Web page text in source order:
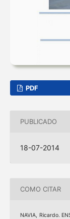
PDF
PUBLICADO
18-07-2014
COMO CITAR
NAVIA, Ricardo.